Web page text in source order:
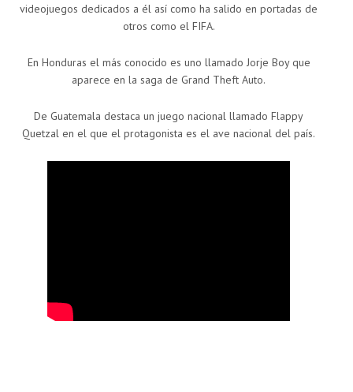
videojuegos dedicados a él así como ha salido en portadas de
otros como el FIFA.
En Honduras el más conocido es uno llamado Jorje Boy que
aparece en la saga de Grand Theft Auto.
De Guatemala destaca un juego nacional llamado Flappy
Quetzal en el que el protagonista es el ave nacional del país.